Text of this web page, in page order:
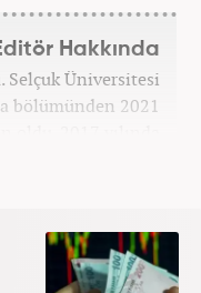
Hakkında
Selçuk Üniversitesi
bölümünden 2021
oldu. 2017 yılında
ve muhabirliği
editörlüğü yaptı.
editörlük